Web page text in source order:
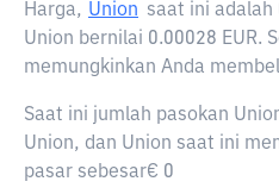
Harga, Union saat ini adalah
Union bernilai 0.00028 EUR.
memungkinkan Anda
Saat ini jumlah pasokan
Union, dan Union saat ini
pasar sebesar€ 0